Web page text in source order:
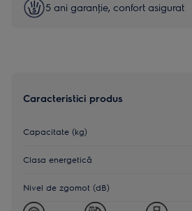
5 ani garanţie, confort asigurat
Caracteristici produs
Capacitate (kg)
Clasa energetică
Nivel de zgomot (dB)